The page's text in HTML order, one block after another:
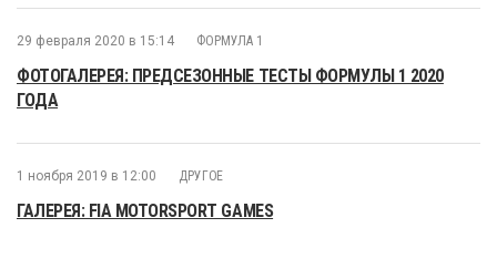
29 февраля 2020 в 15:14 ФОРМУЛА 1
ФОТОГАЛЕРЕЯ: ПРЕДСЕЗОННЫЕ ТЕСТЫ ФОРМУЛЫ 1 2020
ГОДА
1 ноября 2019 в 12:00 ДРУГОЕ
ГАЛЕРЕЯ: FIA MOTORSPORT GAMES